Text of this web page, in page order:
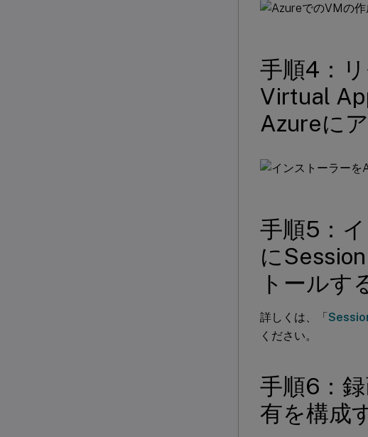
手順4：
Virtual
Azureに
手順5：
に
トールす
詳しくは、「
ください。
手順6：
有を構成